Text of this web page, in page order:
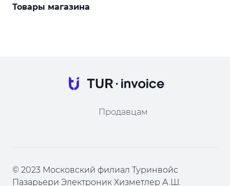
Товары магазина
Продавцам
© 2023 Московский филиал Туринвойс
Пазарьери Электроник Хизметлер А.Ш.